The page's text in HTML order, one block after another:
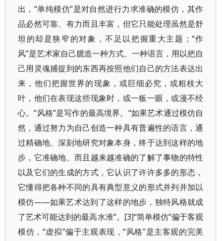
出，“单纯模仿”是对自然进行力求准确的模仿，其作
品必然可靠、有力而且丰富，但它只能处理虽然是舒
坦的却是狭窄的对象，不足以把握重大主题；“作
风”是艺术家自己臆造一种方式、一种语言，用以把自
己用灵魂捕捉到的东西再按照他们自己的方法表达出
来，他们把握世界的现象，或巨细必究，或粗枝大
叶，他们在表现这些现象时，或一板一眼，或漫不经
心。“风格”是写作的最高境界。“如果艺术通过模仿自
然，通过努力为自己创造一种具有普遍性的语言，通
过精确地、深刻地研究对象本身，终于达到这样的地
步，它准确地、而且越来越准确的了解了事物的特性
以及它们的生成的方式，它认识了许许多多的形态，
它懂得把各种不同的具有典型意义的形式并列并加以
模仿——如果艺术达到了这样的地步，独特风格就成
了艺术可能达到的最高水准”。[3]“简单模仿”偏于客观
模仿，“虚拟”偏于主观表现，“风格”是主客观的完美